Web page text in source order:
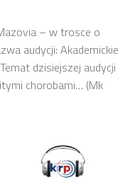
– w trosce o
audycji: Akademickie
dzisiejszej audycji
chorobami… (Mk